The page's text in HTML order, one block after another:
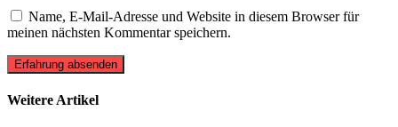
Name, E-Mail-Adresse und Website in diesem Browser für
meinen nächsten Kommentar speichern.
Erfahrung absenden
Weitere Artikel